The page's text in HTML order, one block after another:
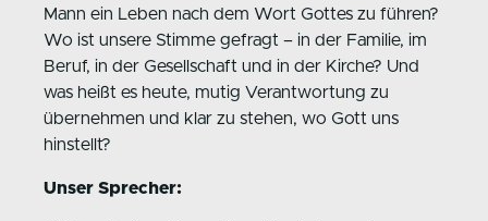
Mann ein Leben nach dem Wort Gottes zu führen?
Wo ist unsere Stimme gefragt – in der Familie, im
Beruf, in der Gesellschaft und in der Kirche? Und
was heißt es heute, mutig Verantwortung zu
übernehmen und klar zu stehen, wo Gott uns
hinstellt?
Unser Sprecher: